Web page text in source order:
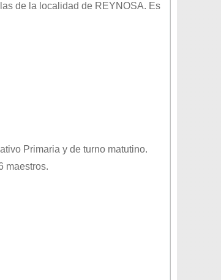
de la localidad de REYNOSA. Es
Primaria y de turno matutino.
maestros.